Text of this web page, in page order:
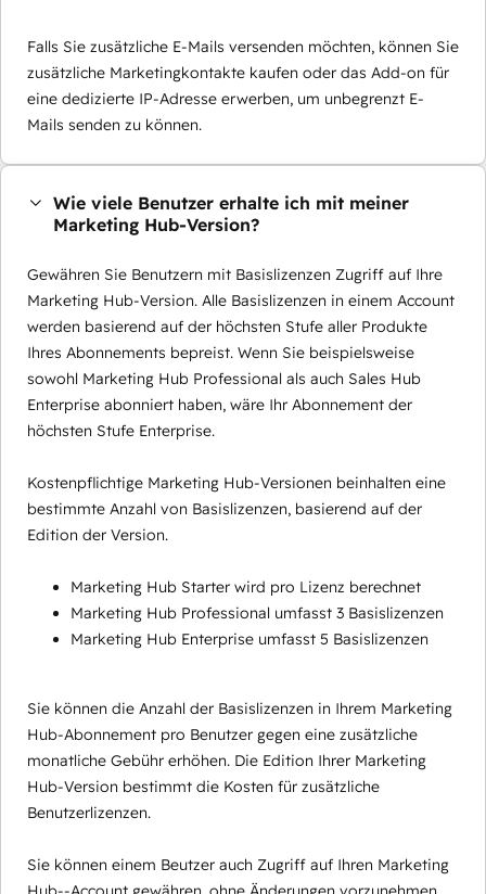
Falls Sie zusätzliche E-Mails versenden möchten, können Sie
zusätzliche Marketingkontakte kaufen oder das Add-on für
eine dedizierte IP-Adresse erwerben, um unbegrenzt E-
Mails senden zu können.
Wie viele Benutzer erhalte ich mit meiner
Marketing Hub-Version?
Gewähren Sie Benutzern mit Basislizenzen Zugriff auf Ihre
Marketing Hub-Version. Alle Basislizenzen in einem Account
werden basierend auf der höchsten Stufe aller Produkte
Ihres Abonnements bepreist. Wenn Sie beispielsweise
sowohl Marketing Hub Professional als auch Sales Hub
Enterprise abonniert haben, wäre Ihr Abonnement der
höchsten Stufe Enterprise.
Kostenpflichtige Marketing Hub-Versionen beinhalten eine
bestimmte Anzahl von Basislizenzen, basierend auf der
Edition der Version.
Marketing Hub Starter wird pro Lizenz berechnet
Marketing Hub Professional umfasst 3 Basislizenzen
Marketing Hub Enterprise umfasst 5 Basislizenzen
Sie können die Anzahl der Basislizenzen in Ihrem Marketing
Hub-Abonnement pro Benutzer gegen eine zusätzliche
monatliche Gebühr erhöhen. Die Edition Ihrer Marketing
Hub-Version bestimmt die Kosten für zusätzliche
Benutzerlizenzen.
Sie können einem Beutzer auch Zugriff auf Ihren Marketing